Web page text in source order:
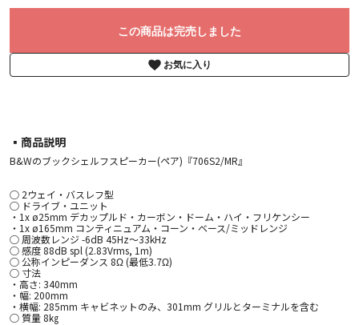
この商品は完売しました
お気に入り
▪︎商品説明
B&Wのブックシェルフスピーカー(ペア)『706S2/MR』
○ 2ウェイ・バスレフ型
○ ドライブ・ユニット
・1x ø25mm デカップルド・カーボン・ドーム・ハイ・フリケンシー
・1x ø165mm コンティニュアム・コーン・ベース/ミッドレンジ
○ 周波数レンジ -6dB 45Hz～33kHz
○ 感度 88dB spl (2.83Vrms, 1m)
○ 公称インピーダンス 8Ω (最低3.7Ω)
○ 寸法
・高さ: 340mm
・幅: 200mm
・横幅: 285mm キャビネットのみ、301mm グリルとターミナルを含む
○ 質量 8㎏